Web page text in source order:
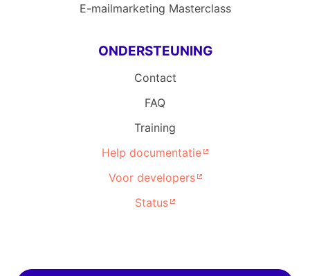
E-mailmarketing Masterclass
ONDERSTEUNING
Contact
FAQ
Training
Help documentatie
Voor developers
Status